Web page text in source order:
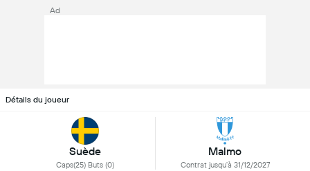
Ad
Détails du joueur
Suède
Caps(25) Buts (0)
Malmo
Contrat jusqu'à 31/12/2027